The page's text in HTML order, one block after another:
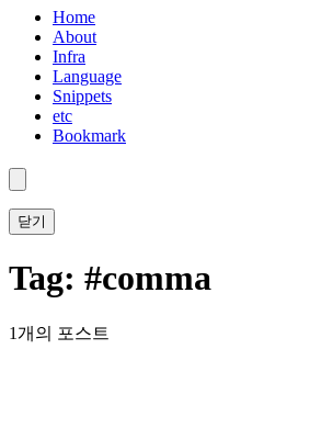
Home
About
Infra
Language
Snippets
etc
Bookmark
닫기
Tag: #comma
1개의 포스트